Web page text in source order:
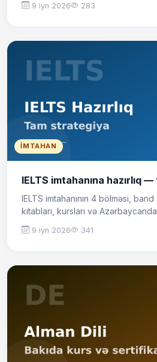
9 iyn 2026 283
İMTAHAN
IELTS imtahanına hazırlıq
IELTS imtahanının 4 bölməsi, band
kitabları, kursları və
9 iyn 2026 341